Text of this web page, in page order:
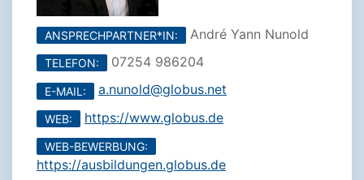
ANSPRECHPARTNER*IN: André Yann Nunold
TELEFON: 07254 986204
E-MAIL: a.nunold@globus.net
WEB: https://www.globus.de
WEB-BEWERBUNG:
https://ausbildungen.globus.de